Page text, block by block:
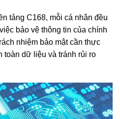
tảng C168, mỗi cá nhân đều
bảo vệ thông tin của chính
nhiệm bảo mật cần thực
toàn dữ liệu và tránh rủi ro